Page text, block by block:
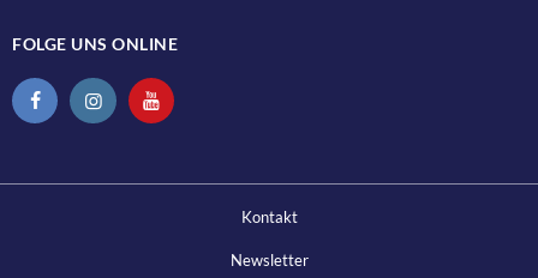
FOLGE UNS ONLINE
Kontakt
Newsletter